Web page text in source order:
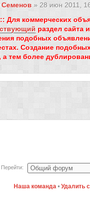
Семенов » 28 июн 2011,
:: Для коммерческих
раздел сайта
подобных
Создание
тем более
Перейти:
Наша команда • Удалить